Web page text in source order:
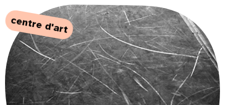
centre d'art